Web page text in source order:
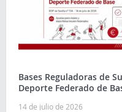
Bases Reguladoras de
Deporte Federado de
14 de julio de 2026